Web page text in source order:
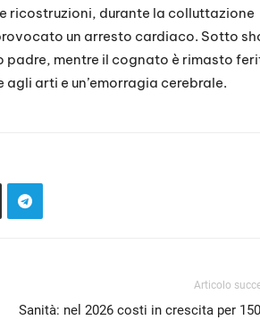
ricostruzioni, durante la colluttazione
un arresto cardiaco. Sotto
padre, mentre il cognato è rimasto
arti e un’emorragia cerebrale.
Articolo
Sanità: nel 2026 costi in crescita per